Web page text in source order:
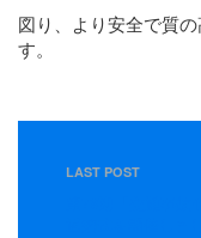
図り、より安全で質
す。
LAST POST